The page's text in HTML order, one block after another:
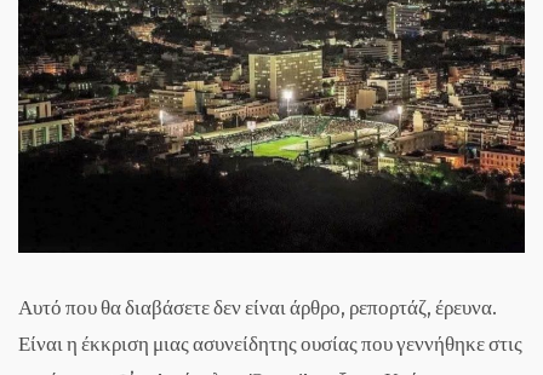
Αυτό που θα διαβάσετε δεν είναι άρθρο, ρεπορτάζ, έρευνα.
Είναι η έκκριση μιας ασυνείδητης ουσίας που γεννήθηκε στις